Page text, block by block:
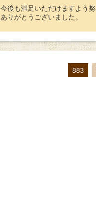
今後も満足いただけますよう努
ありがとうございました。
883